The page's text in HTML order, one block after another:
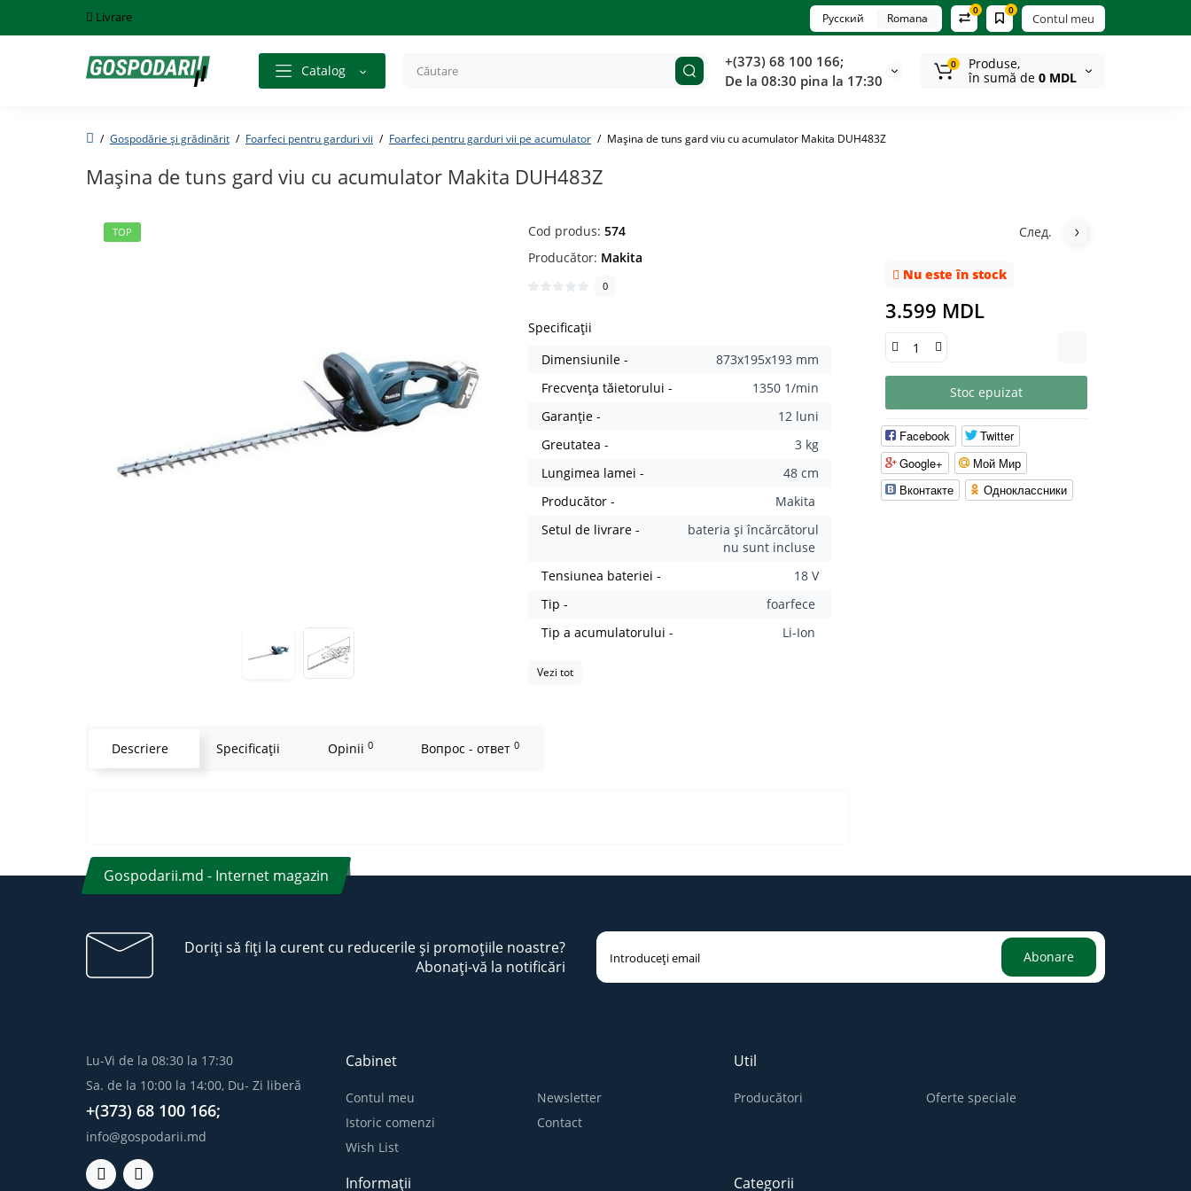
Livrare Contul meu
0
0
Русский Romana
Catalog
+(373) 68 100 166;
De la 08:30 pina la 17:30
0
Produse,
în sumă de 0 MDL
Gospodărie și grădinărit Foarfeci pentru garduri vii Foarfeci pentru garduri vii pe acumulator Mașina de tuns gard viu cu acumulator Makita DUH483Z
Mașina de tuns gard viu cu acumulator Makita DUH483Z
TOP Cod produs:574
Producător: Makita
0
Specificații
Dimensiunile -
873х195х193 mm
Frecvența tăietorului -
1350 1/min
Garanție -
12 luni
Greutatea -
3 kg
Lungimea lamei -
48 cm
Producător -
Makita
Setul de livrare -
bateria și încărcătorul
nu sunt incluse
Tensiunea bateriei -
18 V
Tip -
foarfece
Tip a acumulatorului -
Li-Ion
Vezi tot
След.
Nu este în stock
3.599 MDL
Stoc epuizat
Facebook
Twitter
Google+
Мой Мир
Вконтакте
Одноклассники
Descriere Specificaţii Opinii 0 Вопрос - ответ 0
Gospodarii.md - Internet magazin
Doriți să fiți la curent cu reducerile și promoțiile noastre?
Abonați-vă la notificări
Abonare
Lu-Vi de la 08:30 la 17:30
Sa. de la 10:00 la 14:00, Du- Zi liberă
+(373) 68 100 166;
info@gospodarii.md
Cabinet
Contul meu
Istoric comenzi
Wish List
Newsletter
Contact
Util
Producători Oferte speciale
Informații Categorii